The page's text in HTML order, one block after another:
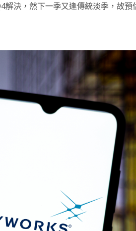
決，然下一季又逢傳統淡季，故預